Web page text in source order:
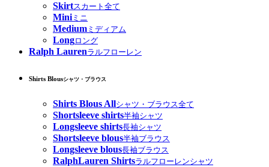
Skirtスカート全て
Miniミニ
Medium ミディアム
Longロング
Ralph Laurenラルフローレン
Shirts Blousシャツ・ブラウス
Shirts Blous Allシャツ・ブラウス全て
Shortsleeve shirts半袖シャツ
Longsleeve shirts長袖シャツ
Shortsleeve blous半袖ブラウス
Longsleeve blous長袖ブラウス
RalphLauren Shirtsラルフローレンシャツ